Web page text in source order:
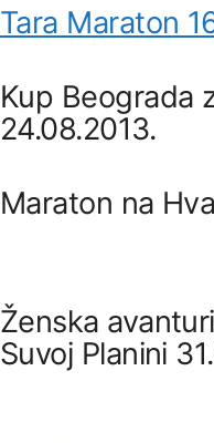
Tara Maraton
Kup Beograda
24.08.2013.
Maraton na
Ženska
Suvoj Planini